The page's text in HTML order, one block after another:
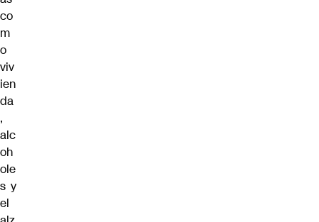
co
m
o
viv
ien
da
,
alc
oh
ole
s y
el